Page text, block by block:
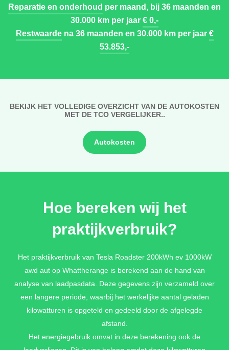
Reparatie en onderhoud per maand, bij 36 maanden en
30.000 km per jaar€ 0,-
Restwaardena 36 maanden en 30.000 km per jaar€
53.853,-
BEKIJK HET VOLLEDIGE OVERZICHT VAN DE AUTOKOSTEN
MET DE TCO VERGELIJKER..
Autokosten
Hoe bereken wij het
praktijkverbruik?
Het praktijkverbruik van Tesla Roadster 200kWh ev 1000kW
awd aut op Whattherange is berekend aan de hand van
analyse van laadpasdata. Deze gegevens zijn verzameld over
een langere periode, waarbij het werkelijke aantal geladen
kilowatturen is opgeteld en gedeeld door de afgelegde
afstand.
Het energiegebruik omvat in deze berekening ook de